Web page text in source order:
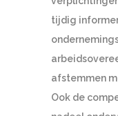
tijdig
afstemmen
Ook de